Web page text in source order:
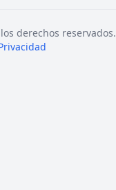
derechos reservados.